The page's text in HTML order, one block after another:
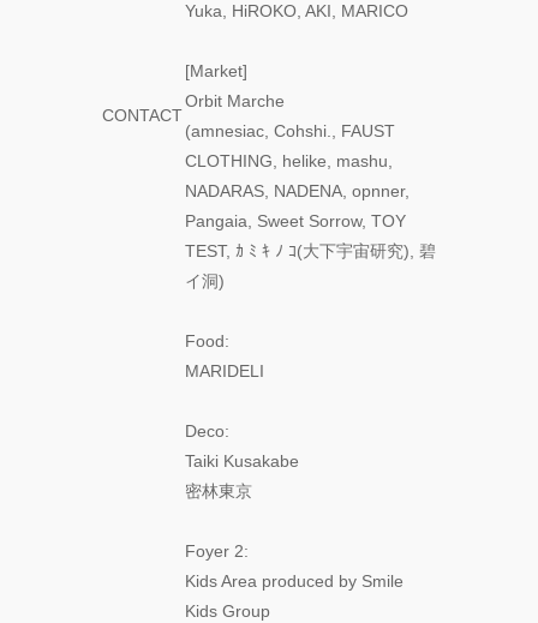
CONTACT
Yuka, HiROKO, AKI, MARICO
[Market]
Orbit Marche
(amnesiac, Cohshi., FAUST
CLOTHING, helike, mashu,
NADARAS, NADENA, opnner,
Pangaia, Sweet Sorrow, TOY
TEST, ｶ ﾐ ｷ ﾉ ｺ(大下宇宙研究), 碧
イ洞)
Food:
MARIDELI
Deco:
Taiki Kusakabe
密林東京
Foyer 2:
Kids Area produced by Smile
Kids Group